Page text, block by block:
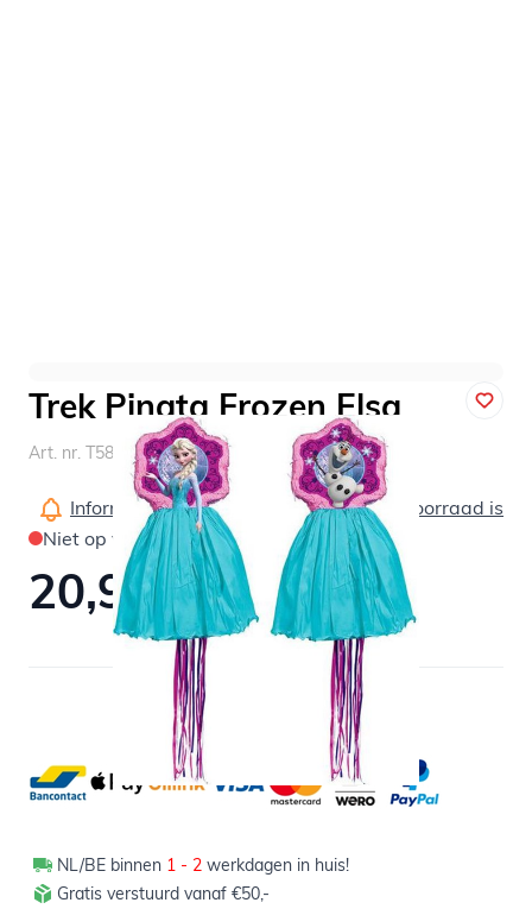
Trek Pinata Frozen Elsa
Art. nr. T5862
Informeer mij wanneer dit product op voorraad is
Niet op voorraad
20,99 Verpakt per 1 stuk
NL/BE binnen 1 - 2 werkdagen in huis!
Gratis verstuurd vanaf €50,-